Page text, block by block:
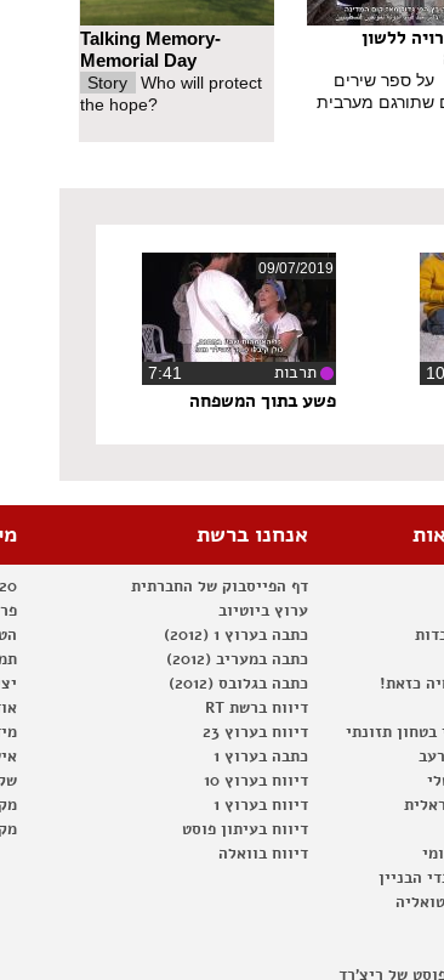
ללשון
על ספר שירים
שתורגם מערבית
Talking Memory-
Memorial Day
Story
Who will protect
the hope?
09/07/2019
תרבות
פשע בתוך המשפחה
כזאת!
בטחון תזונתי
הבניין
של ריצ'רד
אנחנו ברשת
דף הפייסבוק של החברתית
ערוץ ביוטיוב
כתבה בערוץ 1 (2012)
כתבה במעריב (2012)
כתבה בגלובס (2012)
דיווח ברשת RT
דיווח בערוץ 23
כתבה בערוץ 1
דיווח בערוץ 10
דיווח בערוץ 1
דיווח בעיתון פוסט
דיווח בוואלה